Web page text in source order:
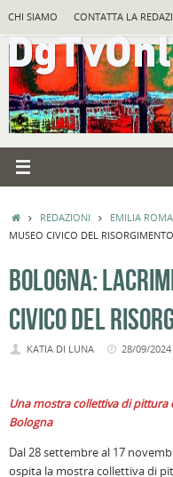
contenuto
CHI SIAMO CONTATTA LA
HOMEREDAZIONI EMILIA
MUSEO CIVICO DEL RISORGIMENTO
BOLOGNA:
CIVICO DEL
KATIA DI LUNA 28/09/2024
Una mostra collettiva di pittura
Bologna
Dal 28 settembre al 17
ospita la mostra collettiva di